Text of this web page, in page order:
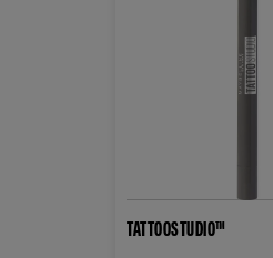
TATTOOSTUDIO™